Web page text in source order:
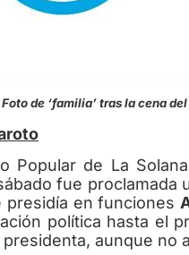
tras la cena del
de La Solana
fue proclamada
presidía en funciones
política hasta el
aunque no